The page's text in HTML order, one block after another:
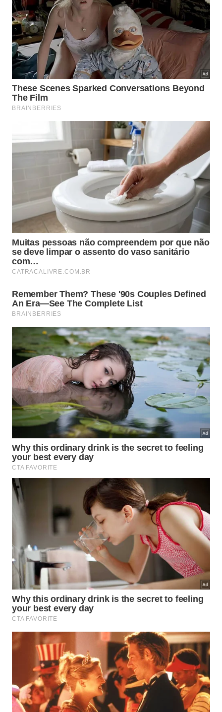
Tempo de ação:deixe agir por 10 a 15 minutos e
enxágue completamente com água morna,
retirando todo o resíduo
Preparo do vinagre:misture uma parte de
vinagre de maçãpara três partes de água fria e
despeje a solução sobre os fios e o couro
cabeludo
Finalização:aguarde dois a três minutos e
enxágue com água fria para selar as cutículas e
Hidratação obrigatória:
aplique sempre um
condicionador ou máscara hidratante após o
tratamento para repor a umidade perdida
Com que frequência esse
tratamento é seguro para os cabelos
grisalhos?
A frequência ideal para quem tem
cabelos grisalhos
saudáveis é usar obicarbonato de sódiono máximo
uma vez por mês, como limpeza de manutenção
para remover acúmulos pontuais. Já o
a cada duas semanas, como enxágue final após o
shampoo comum para manter obrilho dos fios
equilíbrio do pH ao longo do tempo.
Pessoas com couro cabeludo sensível, fios muito
danificados ou que realizam tinturas e tonalizantes
devem consultar um profissional antes de
experimentar essa combinação. Quem notar
ressecamento, irritação ou aumento do frizz após
as primeiras aplicações deve interromper o uso
imediatamente e optar por produtos formulados
especificamente paracabelos grisalhos, como
shampoos matizadores e máscaras reconstrutoras
com pH equilibrado. Esses produtos entregam
resultados mais previsíveis e seguros para quem
longo prazo sem arriscar a saúde da fibra capilar.